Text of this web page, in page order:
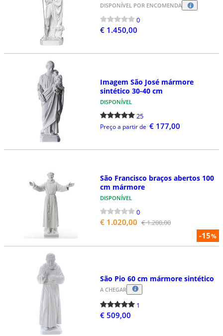
DISPONÍVEL POR ENCOMENDA
0
€ 1.450,00
Imagem São José mármore
sintético 30-40 cm
DISPONÍVEL
25
Preço a partir de € 177,00
-15%
São Francisco braços abertos 100
cm mármore
DISPONÍVEL
0
€ 1.020,00 € 1.200,00
São Pio 60 cm mármore sintético
A CHEGAR
1
€ 509,00